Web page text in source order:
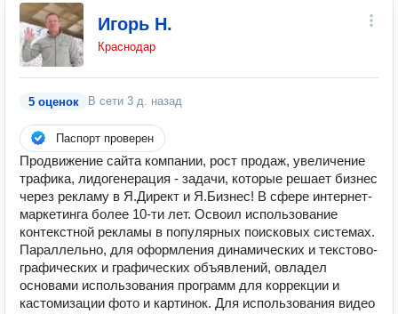
Игорь Н.
Краснодар
5 оценок В сети 3 д. назад
Паспорт проверен
Продвижение сайта компании, рост продаж, увеличение
трафика, лидогенерация - задачи, которые решает бизнес
через рекламу в Я.Директ и Я.Бизнес! В сфере интернет-
маркетинга более 10-ти лет. Освоил использование
контекстной рекламы в популярных поисковых системах.
Параллельно, для оформления динамических и текстово-
графических и графических объявлений, овладел
основами использования программ для коррекции и
кастомизации фото и картинок. Для использования видео